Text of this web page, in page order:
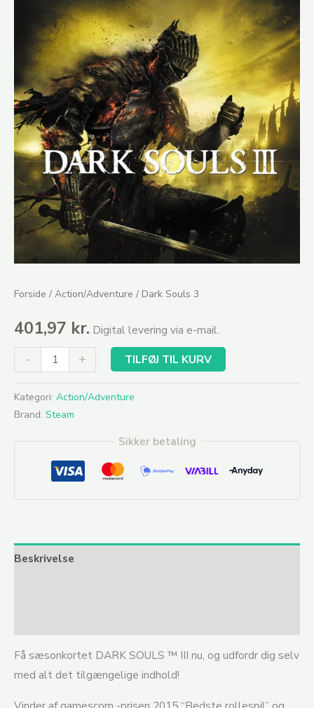
Forside / Action/Adventure / Dark Souls 3
401,97 kr. Digital levering via e-mail.
-
antal
+ TILFØJ TIL KURV
Kategori: Action/Adventure
Brand: Steam
Sikker betaling
Beskrivelse
Få sæsonkortet DARK SOULS ™ III nu, og udfordr dig selv
med alt det tilgængelige indhold!